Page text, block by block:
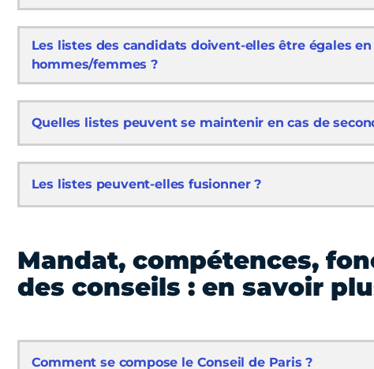
Les listes des candidats doivent-elles être égales
hommes/femmes ?
Quelles listes peuvent se maintenir en cas de
Les listes peuvent-elles fusionner ?
Mandat, compétences,
des conseils : en savoir
Comment se compose le Conseil de Paris ?